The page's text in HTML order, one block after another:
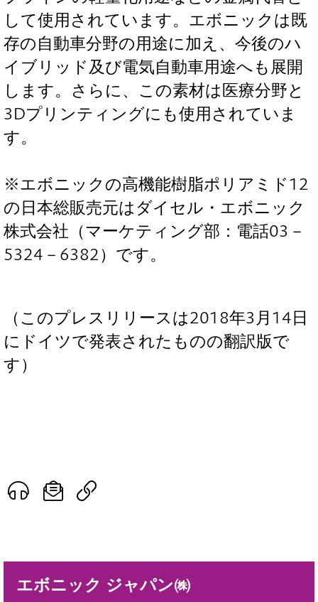
エボニック ジャパン㈱
して使用されています。エボニックは既
存の自動車分野の用途に加え、今後のハ
イブリッド及び電気自動車用途へも展開
します。さらに、この素材は医療分野と
3Dプリンティングにも使用されていま
す。
※エボニックの高機能樹脂ポリアミド12
の日本総販売元はダイセル・エボニック
株式会社（マーケティング部：電話03－
5324－6382）です。
（このプレスリリースは2018年3月14日
にドイツで発表されたものの翻訳版で
す）